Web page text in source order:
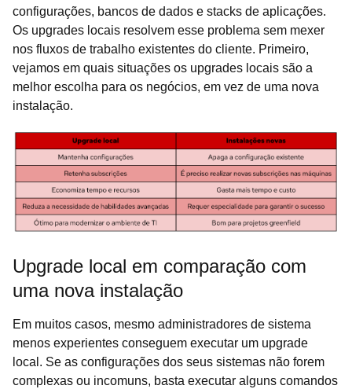
configurações, bancos de dados e stacks de aplicações.
Os upgrades locais resolvem esse problema sem mexer
nos fluxos de trabalho existentes do cliente. Primeiro,
vejamos em quais situações os upgrades locais são a
melhor escolha para os negócios, em vez de uma nova
instalação.
Upgrade local em comparação com
uma nova instalação
Em muitos casos, mesmo administradores de sistema
menos experientes conseguem executar um upgrade
local. Se as configurações dos seus sistemas não forem
complexas ou incomuns, basta executar alguns comandos